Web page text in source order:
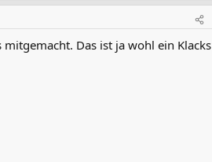
Das ist ja wohl ein Klacks